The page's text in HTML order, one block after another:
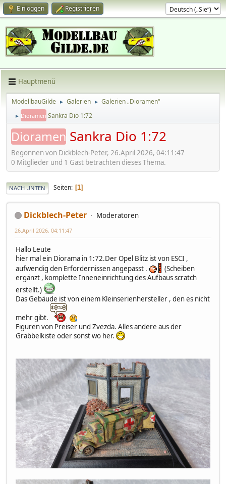
Einloggen Registrieren
Hauptmenü
ModellbauGilde ► Galerien ► Galerien „Dioramen“
► Dioramen Sankra Dio 1:72
Dioramen Sankra Dio 1:72
Begonnen von Dickblech-Peter, 26.April 2026, 04:11:47
0 Mitglieder und 1 Gast betrachten dieses Thema.
NACH UNTEN Seiten 1
Dickblech-Peter Moderatoren
26.April 2026, 04:11:47
Hallo Leute
hier mal ein Diorama in 1:72.Der Opel Blitz ist von ESCI ,
aufwendig den Erfordernissen angepasst .
(Scheiben
ergänzt , komplette Inneneinrichtung des Aufbaus scratch
erstellt.)
Das Gebäude ist von einem Kleinserienhersteller , den es nicht
mehr gibt.
Figuren von Preiser und Zvezda. Alles andere aus der
Grabbelkiste oder sonst wo her.